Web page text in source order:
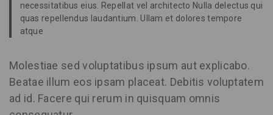
necessitatibus eius. Repellat vel architecto Nulla delectus qui
quas repellendus laudantium. Ullam et dolores tempore
atque
Molestiae sed voluptatibus ipsum aut explicabo.
Beatae illum eos ipsam placeat. Debitis voluptatem
ad id. Facere qui rerum in quisquam omnis